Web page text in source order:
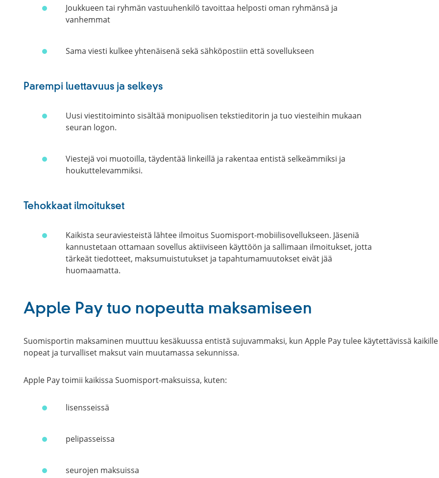
Joukkueen tai ryhmän vastuuhenkilö tavoittaa helposti oman ryhmänsä ja
vanhemmat
Sama viesti kulkee yhtenäisenä sekä sähköpostiin että sovellukseen
Parempi luettavuus ja selkeys
Uusi viestitoiminto sisältää monipuolisen tekstieditorin ja tuo viesteihin mukaan
seuran logon.
Viestejä voi muotoilla, täydentää linkeillä ja rakentaa entistä selkeämmiksi ja
houkuttelevammiksi.
Tehokkaat ilmoitukset
Kaikista seuraviesteistä lähtee ilmoitus Suomisport-mobiilisovellukseen. Jäseniä
kannustetaan ottamaan sovellus aktiiviseen käyttöön ja sallimaan ilmoitukset, jotta
tärkeät tiedotteet, maksumuistutukset ja tapahtumamuutokset eivät jää
huomaamatta.
Apple Pay tuo nopeutta maksamiseen
Suomisportin maksaminen muuttuu kesäkuussa entistä sujuvammaksi, kun Apple Pay tulee käytettävissä
nopeat ja turvalliset maksut vain muutamassa sekunnissa.
Apple Pay toimii kaikissa Suomisport-maksuissa, kuten:
lisensseissä
pelipasseissa
seurojen maksuissa